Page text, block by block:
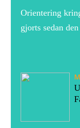
Orientering
gjorts sedan